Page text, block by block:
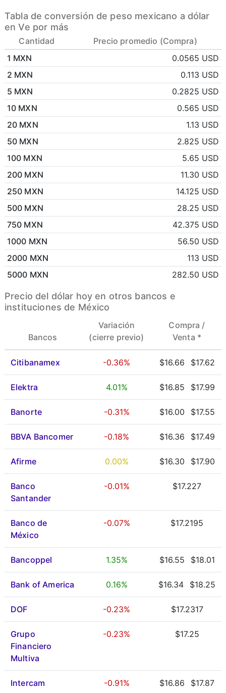
Tabla de conversión de peso mexicano a dólar
en Ve por más
Cantidad
Precio promedio (Compra)
1 MXN
0.0565 USD
2 MXN
0.113 USD
5 MXN
0.2825 USD
10 MXN
0.565 USD
20 MXN
1.13 USD
50 MXN
2.825 USD
100 MXN
5.65 USD
200 MXN
11.30 USD
250 MXN
14.125 USD
500 MXN
28.25 USD
750 MXN
42.375 USD
1000 MXN
56.50 USD
2000 MXN
113 USD
5000 MXN
282.50 USD
Precio del dólar hoy en otros bancos e
instituciones de México
Bancos
Variación
(cierre previo)
Compra /
Venta *
Citibanamex -0.36% $16.66 $17.62
Elektra 4.01% $16.85 $17.99
Banorte -0.31% $16.00 $17.55
BBVA Bancomer -0.18% $16.36 $17.49
Afirme 0.00% $16.30 $17.90
Banco
Santander
-0.01% $17.227
Banco de
México
-0.07% $17.2195
Bancoppel 1.35% $16.55 $18.01
Bank of America 0.16% $16.34 $18.25
DOF -0.23% $17.2317
Grupo
Financiero
Multiva
-0.23% $17.25
Intercam -0.91% $16.86 $17.87